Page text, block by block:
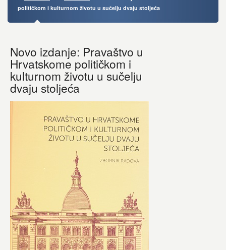
političkom i kulturnom životu u sučelju dvaju stoljeća
Novo izdanje: Pravaštvo u
Hrvatskome političkom i
kulturnom životu u sučelju
dvaju stoljeća